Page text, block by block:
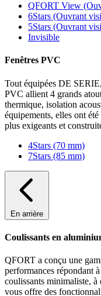
QFORT View
6Stars (Ouvrant
5Stars (Ouvrant
Invisible
Fenêtres PVC
Tout équipées DE
PVC allient 4 grands
thermique, isolation
équipements, elles ont
plus exigeants et
4Stars (70 mm)
7Stars (85 mm)
En arrière
Coulissants en
QFORT a conçu une
performances répondant
coulissants minimaliste,
vous offre des